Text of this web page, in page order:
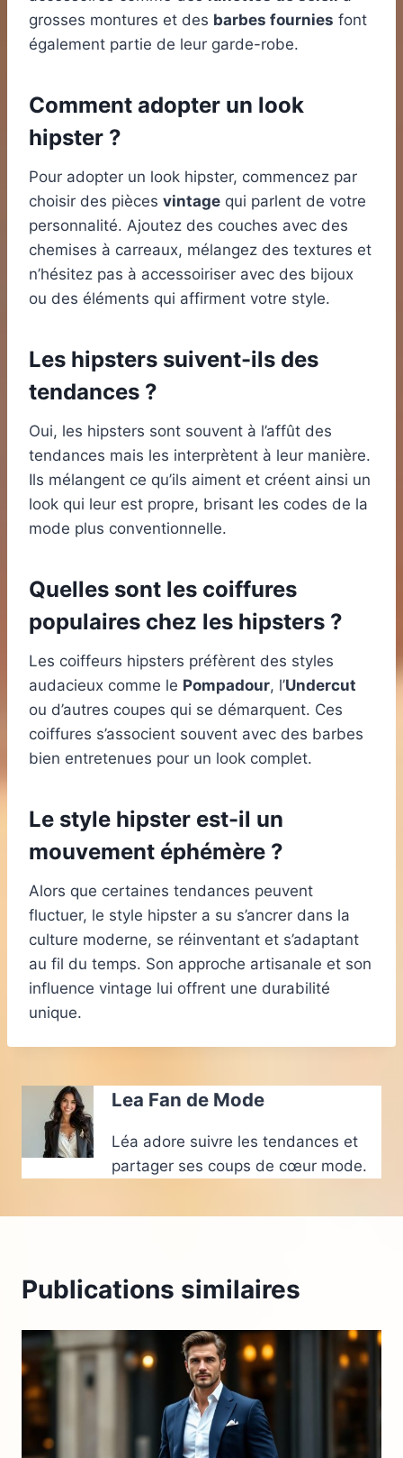
grosses montures et des barbes fournies font
également partie de leur garde-robe.
Comment adopter un look
hipster ?
Pour adopter un look hipster, commencez par
choisir des pièces vintage qui parlent de votre
personnalité. Ajoutez des couches avec des
chemises à carreaux, mélangez des textures et
n’hésitez pas à accessoiriser avec des bijoux
ou des éléments qui affirment votre style.
Les hipsters suivent-ils des
tendances ?
Oui, les hipsters sont souvent à l’affût des
tendances mais les interprètent à leur manière.
Ils mélangent ce qu’ils aiment et créent ainsi un
look qui leur est propre, brisant les codes de la
mode plus conventionnelle.
Quelles sont les coiffures
populaires chez les hipsters ?
Les coiffeurs hipsters préfèrent des styles
audacieux comme le Pompadour, l’Undercut
ou d’autres coupes qui se démarquent. Ces
coiffures s’associent souvent avec des barbes
bien entretenues pour un look complet.
Le style hipster est-il un
mouvement éphémère ?
Alors que certaines tendances peuvent
fluctuer, le style hipster a su s’ancrer dans la
culture moderne, se réinventant et s’adaptant
au fil du temps. Son approche artisanale et son
influence vintage lui offrent une durabilité
unique.
Lea Fan de Mode
Léa adore suivre les tendances et
partager ses coups de cœur mode.
Publications similaires